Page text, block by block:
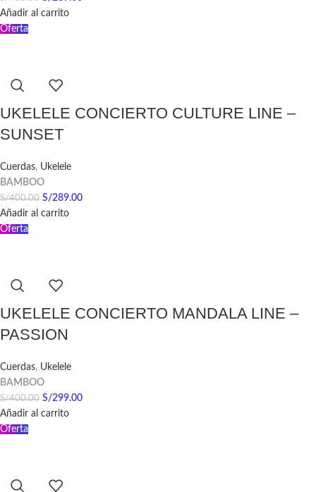
Añadir al carrito
Oferta
UKELELE CONCIERTO CULTURE LINE –
SUNSET
Cuerdas, Ukelele
BAMBOO
S/400.00 S/289.00
Añadir al carrito
Oferta
UKELELE CONCIERTO MANDALA LINE –
PASSION
Cuerdas, Ukelele
BAMBOO
S/400.00 S/299.00
Añadir al carrito
Oferta